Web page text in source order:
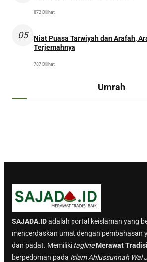
872 Dilihat
05
Niat Puasa Tarwiyah dan Arafah,
Terjemahnya
787 Dilihat
Umrah
SAJADA.IDadalah portal keislaman yang
mencerdaskan umat dengan pembahasan
dan padat. Memiliki tagline Merawat
berpedoman pada Islam Ahlussunnah Wal